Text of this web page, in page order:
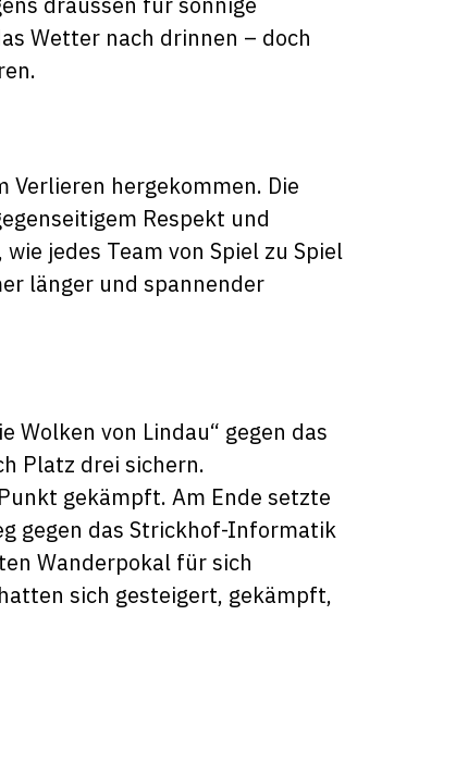
Wetter nach drinnen – doch
Verlieren hergekommen. Die
Respekt und
jedes Team von Spiel zu Spiel
länger und spannender
Wolken von Lindau“ gegen das
Platz drei sichern.
gekämpft. Am Ende setzte
gegen das Strickhof-Informatik
Wanderpokal für sich
sich gesteigert, gekämpft,